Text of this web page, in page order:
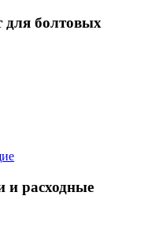
для болтовых
и расходные